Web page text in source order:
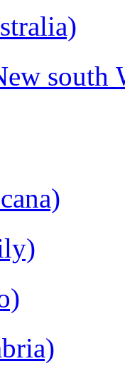
south